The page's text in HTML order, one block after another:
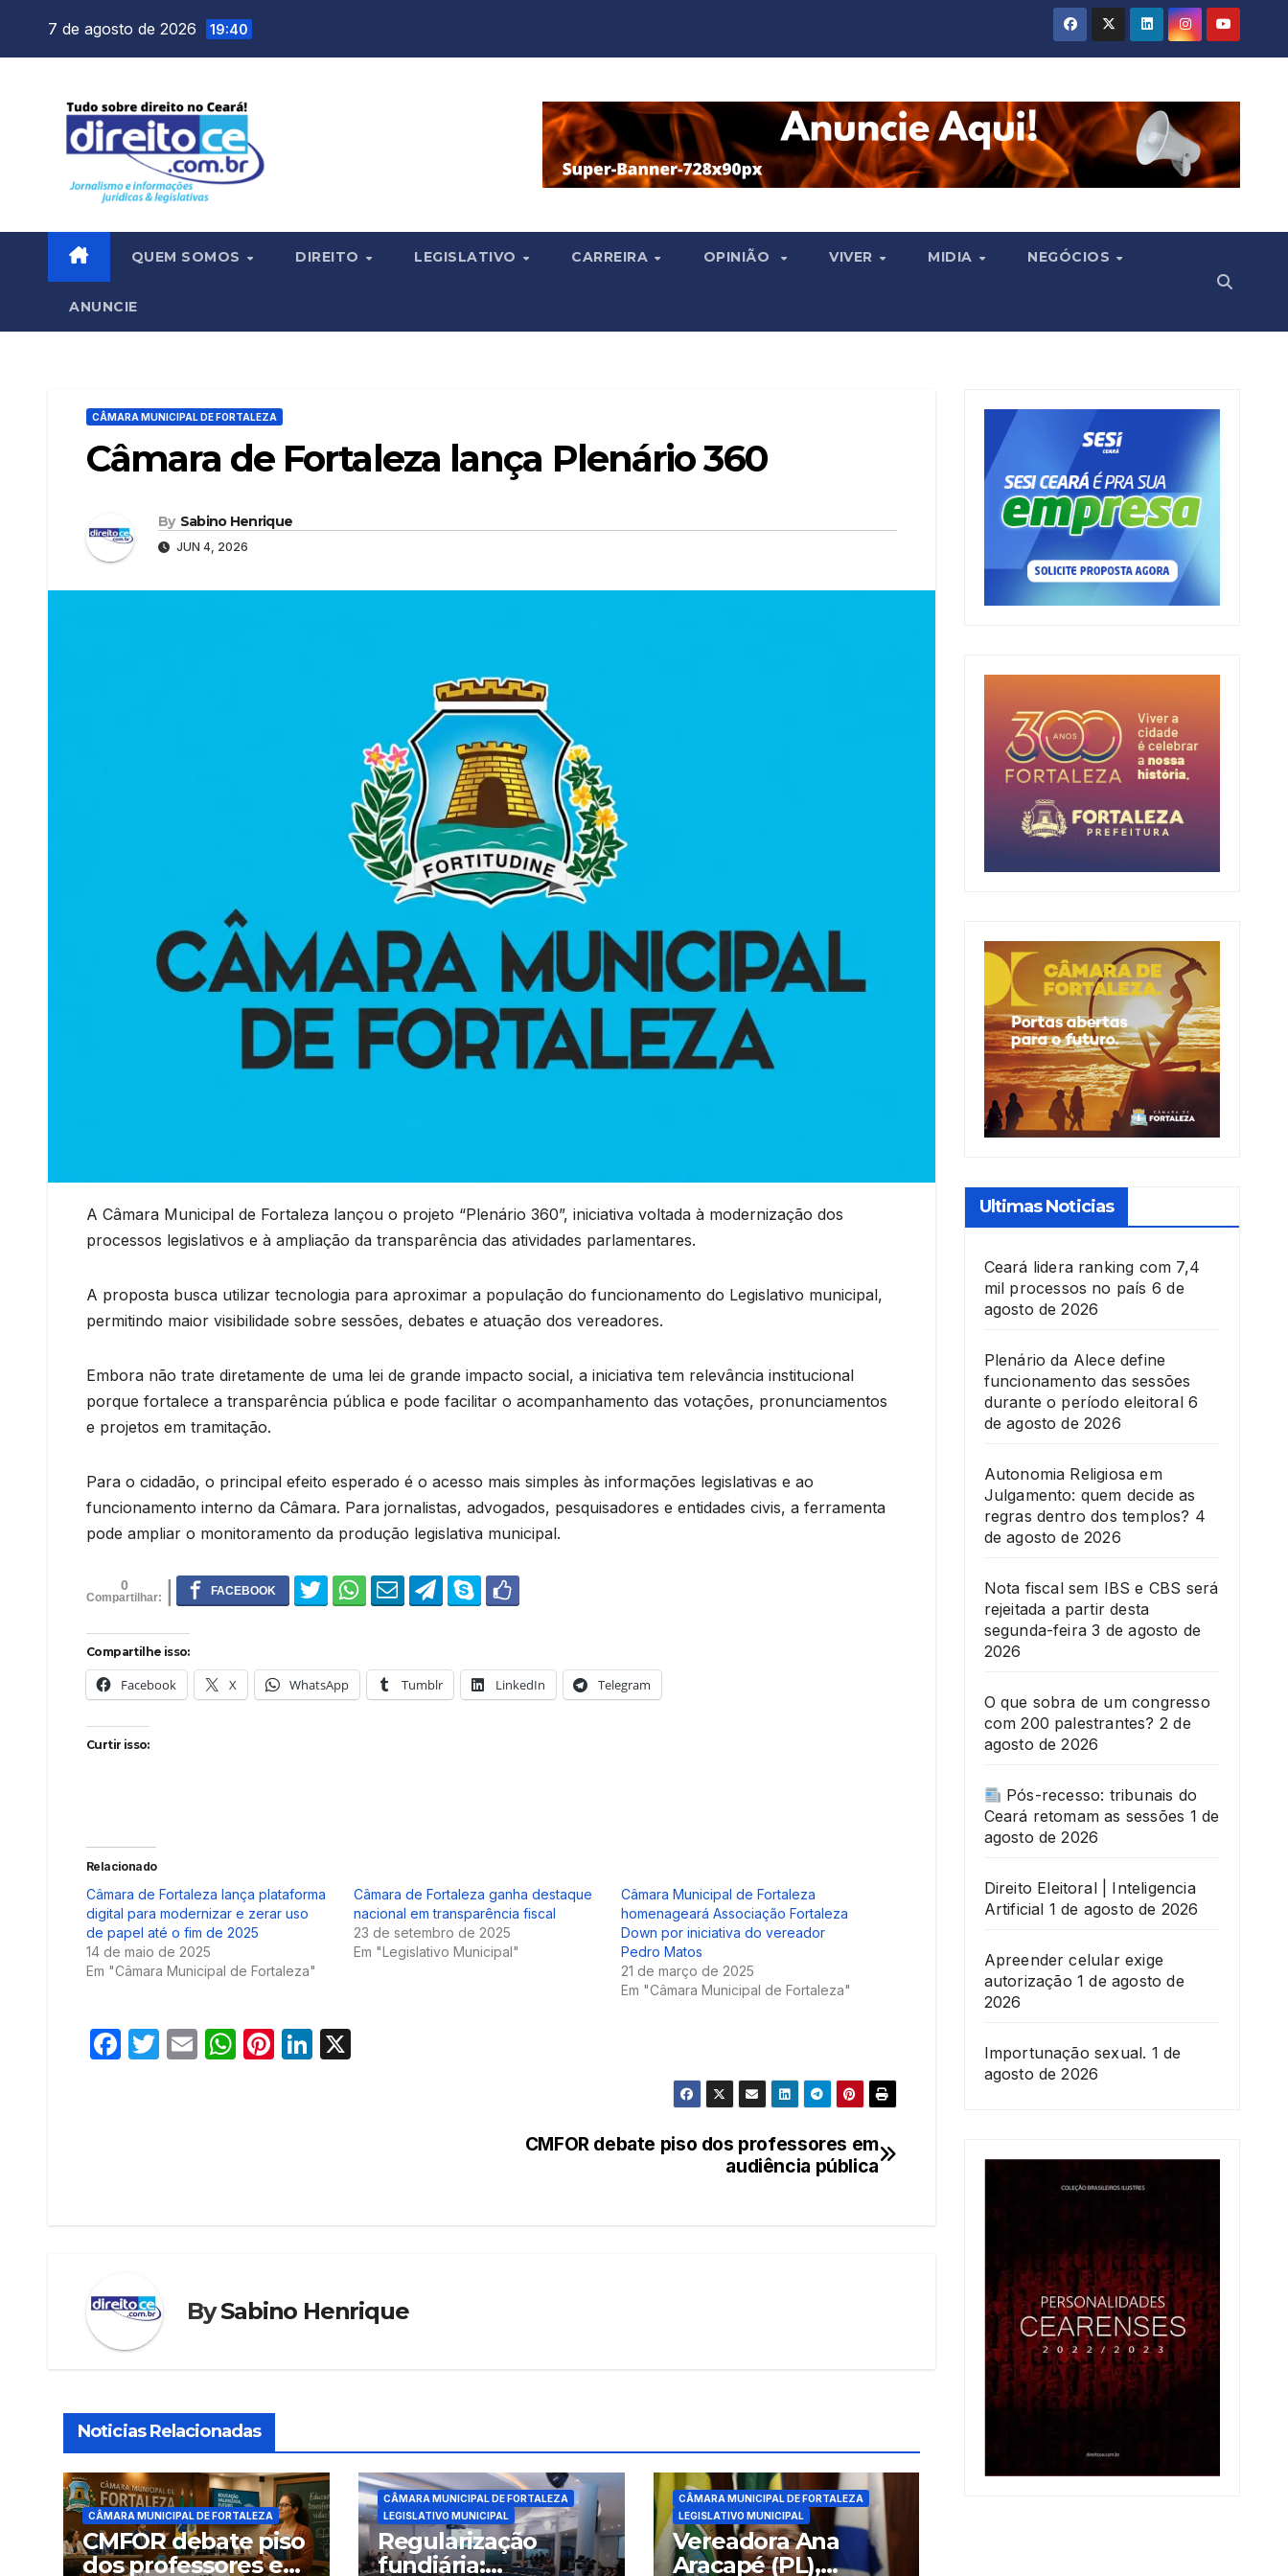
7 de agosto de 2026 19:40
QUEM SOMOS DIREITO LEGISLATIVO CARREIRA OPINIÃO VIVER MIDIA NEGÓCIOS
ANUNCIE
CÂMARA MUNICIPAL DE FORTALEZA
Câmara de Fortaleza lança Plenário 360
By Sabino Henrique
JUN 4, 2026
A Câmara Municipal de Fortaleza lançou o projeto “Plenário 360”, iniciativa voltada à modernização dos
processos legislativos e à ampliação da transparência das atividades parlamentares.
A proposta busca utilizar tecnologia para aproximar a população do funcionamento do Legislativo municipal,
permitindo maior visibilidade sobre sessões, debates e atuação dos vereadores.
Embora não trate diretamente de uma lei de grande impacto social, a iniciativa tem relevância institucional
porque fortalece a transparência pública e pode facilitar o acompanhamento das votações, pronunciamentos
e projetos em tramitação.
Para o cidadão, o principal efeito esperado é o acesso mais simples às informações legislativas e ao
funcionamento interno da Câmara. Para jornalistas, advogados, pesquisadores e entidades civis, a ferramenta
pode ampliar o monitoramento da produção legislativa municipal.
0
Compartilhe isso:
Facebook X WhatsApp Tumblr LinkedIn Telegram
Curtir isso:
Relacionado
Câmara de Fortaleza lança plataforma
digital para modernizar e zerar uso
de papel até o fim de 2025
14 de maio de 2025
Em "Câmara Municipal de Fortaleza"
Câmara de Fortaleza ganha destaque
nacional em transparência fiscal
23 de setembro de 2025
Em "Legislativo Municipal"
Câmara Municipal de Fortaleza
homenageará Associação Fortaleza
Down por iniciativa do vereador
Pedro Matos
21 de março de 2025
Em "Câmara Municipal de Fortaleza"
F
T
E
W Pi Li
CMFOR debate piso dos professores em
audiência pública
BySabino Henrique
Noticias Relacionadas
CÂMARA MUNICIPAL DE FORTALEZA
CMFOR debate piso
dos professores em
CÂMARA MUNICIPAL DE FORTALEZA
LEGISLATIVO MUNICIPAL
Regularização
fundiária:
CÂMARA MUNICIPAL DE FORTALEZA
LEGISLATIVO MUNICIPAL
Vereadora Ana
Aracapé (PL),
Ultimas Noticias
Ceará lidera ranking com 7,4
mil processos no país 6 de
agosto de 2026
Plenário da Alece define
funcionamento das sessões
durante o período eleitoral 6
de agosto de 2026
Autonomia Religiosa em
Julgamento: quem decide as
regras dentro dos templos? 4
de agosto de 2026
Nota fiscal sem IBS e CBS será
rejeitada a partir desta
segunda-feira 3 de agosto de
2026
O que sobra de um congresso
com 200 palestrantes? 2 de
agosto de 2026
Pós-recesso: tribunais do
Ceará retomam as sessões 1 de
agosto de 2026
Direito Eleitoral | Inteligencia
Artificial 1 de agosto de 2026
Apreender celular exige
autorização 1 de agosto de
2026
Importunação sexual. 1 de
agosto de 2026